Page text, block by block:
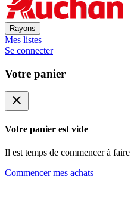
Rayons
Mes listes
Se connecter
Votre panier
close
Votre panier est vide
Il est temps de commencer à
Commencer mes achats